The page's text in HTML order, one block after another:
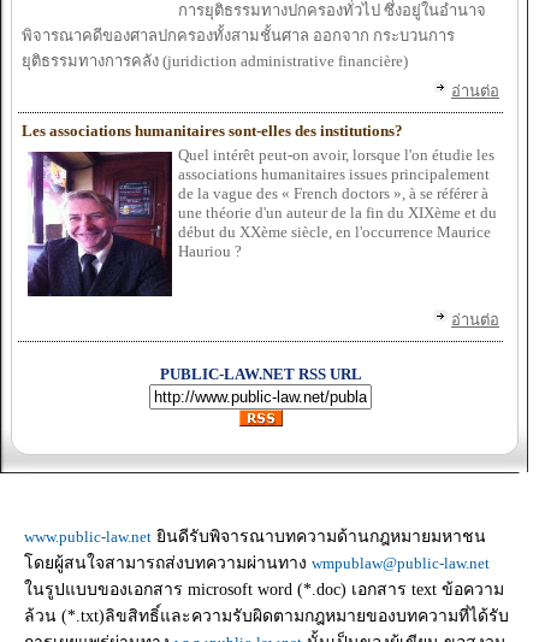
การยุติธรรมทางปกครองทั่วไป ซึ่งอยู่ในอำนาจ
พิจารณาคดีของศาลปกครองทั้งสามชั้นศาล ออกจาก กระบวนการ
ยุติธรรมทางการคลัง (juridiction administrative financière)
อ่านต่อ
Les associations humanitaires sont-elles des institutions?
Quel intérêt peut-on avoir, lorsque l'on étudie les
associations humanitaires issues principalement
de la vague des « French doctors », à se référer à
une théorie d'un auteur de la fin du XIXème et du
début du XXème siècle, en l'occurrence Maurice
Hauriou ?
อ่านต่อ
PUBLIC-LAW.NET RSS URL
www.public-law.net ยินดีรับพิจารณาบทความด้านกฎหมายมหาชน
โดยผู้สนใจสามารถส่งบทความผ่านทาง wmpublaw@public-law.net
ในรูปแบบของเอกสาร microsoft word (*.doc) เอกสาร text ข้อความ
ล้วน (*.txt)ลิขสิทธิ์และความรับผิดตามกฎหมายของบทความที่ได้รับ